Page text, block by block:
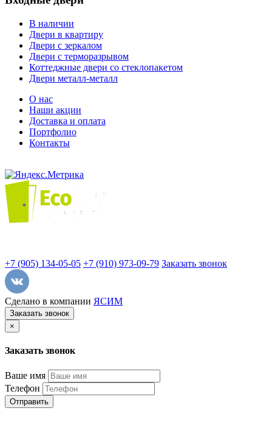
В наличии
Двери в квартиру
Двери с зеркалом
Двери с терморазрывом
Коттеджные двери со стеклопакетом
Двери металл-металл
О нас
Наши акции
Доставка и оплата
Портфолио
Контакты
+7 (905) 134-05-05 +7 (910) 973-09-79 Заказать звонок
Сделано в компании ЯСИМ
Заказать звонок
×
Заказать звонок
Ваше имя
Телефон
Отправить